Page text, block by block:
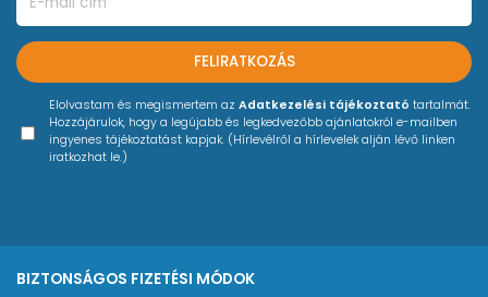
FELIRATKOZÁS
Elolvastam és megismertem az Adatkezelési tájékoztató tartalmát.
Hozzájárulok, hogy a legújabb és legkedvezőbb ajánlatokról e-mailben
ingyenes tájékoztatást kapjak. (Hírlevélről a hírlevelek alján lévő linken
iratkozhat le.)
BIZTONSÁGOS FIZETÉSI MÓDOK